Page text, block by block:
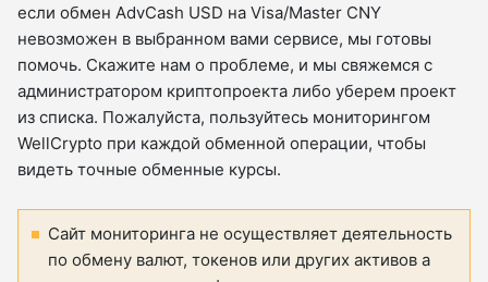
если обмен AdvCash USD на Visa/Master CNY
невозможен в выбранном вами сервисе, мы готовы
помочь. Скажите нам о проблеме, и мы свяжемся с
администратором криптопроекта либо уберем проект
из списка. Пожалуйста, пользуйтесь мониторингом
WellCrypto при каждой обменной операции, чтобы
видеть точные обменные курсы.
Сайт мониторинга не осуществляет деятельность
по обмену валют, токенов или других активов а